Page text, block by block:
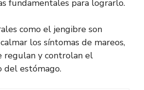
fundamentales para lograrlo.
como el jengibre son
los síntomas de mareos,
regulan y controlan el
del estómago.